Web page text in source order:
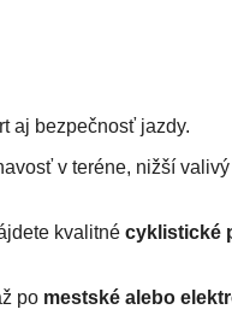
aj bezpečnosť jazdy.
v teréne, nižší
kvalitné cyklistické
po mestské alebo